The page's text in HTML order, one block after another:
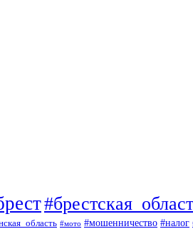
#мото #мошенничество #налог